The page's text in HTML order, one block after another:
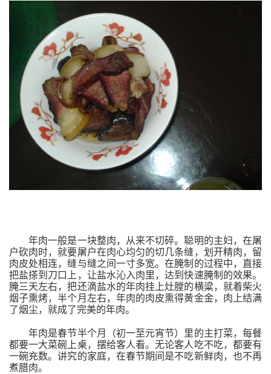
年肉一般是一块整肉，从来不切碎。聪明的主妇，在屠
户砍肉时，就要屠户在肉心均匀的切几条缝，划开精肉，留
肉皮处相连，缝与缝之间一寸多宽。在腌制的过程中，直接
把盐搽到刀口上，让盐水沁入肉里，达到快速腌制的效果。
腌三天左右，把还滴盐水的年肉挂上灶膛的横粱，就着柴火
烟子熏烤，半个月左右，年肉的肉皮熏得黄金金，肉上结满
了烟尘，就成了完美的年肉。
年肉是春节半个月（初一至元宵节）里的主打菜，每餐
都要一大菜碗上桌，摆给客人看。无论客人吃不吃，都要有
一碗充数。讲究的家庭，在春节期间是不吃新鲜肉，也不再
煮腊肉。